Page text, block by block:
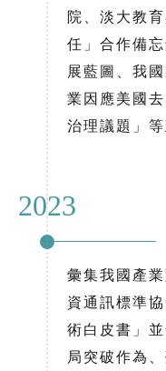
院、淡大教
任」合作備
展藍圖、我
業因應美國
治理議題」等
2023
彙集我國產
資通訊標準
術白皮書」
局突破作為